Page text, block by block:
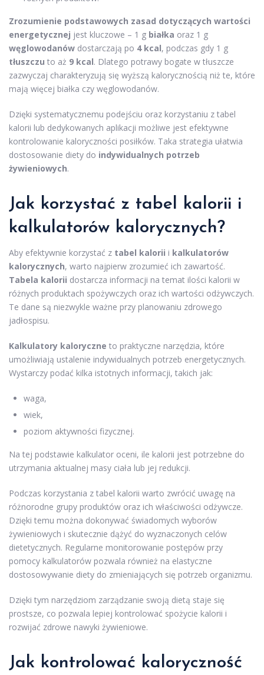
Zrozumienie podstawowych zasad dotyczących wartości
energetycznej jest kluczowe – 1 g białka oraz 1 g
węglowodanów dostarczają po 4 kcal, podczas gdy 1 g
tłuszczu to aż 9 kcal. Dlatego potrawy bogate w tłuszcze
zazwyczaj charakteryzują się wyższą kalorycznością niż te, które
mają więcej białka czy węglowodanów.
Dzięki systematycznemu podejściu oraz korzystaniu z tabel
kalorii lub dedykowanych aplikacji możliwe jest efektywne
kontrolowanie kaloryczności posiłków. Taka strategia ułatwia
dostosowanie diety do indywidualnych potrzeb
żywieniowych.
Jak korzystać z tabel kalorii i
kalkulatorów kalorycznych?
Aby efektywnie korzystać z tabel kalorii i kalkulatorów
kalorycznych, warto najpierw zrozumieć ich zawartość.
Tabela kalorii dostarcza informacji na temat ilości kalorii w
różnych produktach spożywczych oraz ich wartości odżywczych.
Te dane są niezwykle ważne przy planowaniu zdrowego
jadłospisu.
Kalkulatory kaloryczne to praktyczne narzędzia, które
umożliwiają ustalenie indywidualnych potrzeb energetycznych.
Wystarczy podać kilka istotnych informacji, takich jak:
waga,
wiek,
poziom aktywności fizycznej.
Na tej podstawie kalkulator oceni, ile kalorii jest potrzebne do
utrzymania aktualnej masy ciała lub jej redukcji.
Podczas korzystania z tabel kalorii warto zwrócić uwagę na
różnorodne grupy produktów oraz ich właściwości odżywcze.
Dzięki temu można dokonywać świadomych wyborów
żywieniowych i skutecznie dążyć do wyznaczonych celów
dietetycznych. Regularne monitorowanie postępów przy
pomocy kalkulatorów pozwala również na elastyczne
dostosowywanie diety do zmieniających się potrzeb organizmu.
Dzięki tym narzędziom zarządzanie swoją dietą staje się
prostsze, co pozwala lepiej kontrolować spożycie kalorii i
rozwijać zdrowe nawyki żywieniowe.
Jak kontrolować kaloryczność